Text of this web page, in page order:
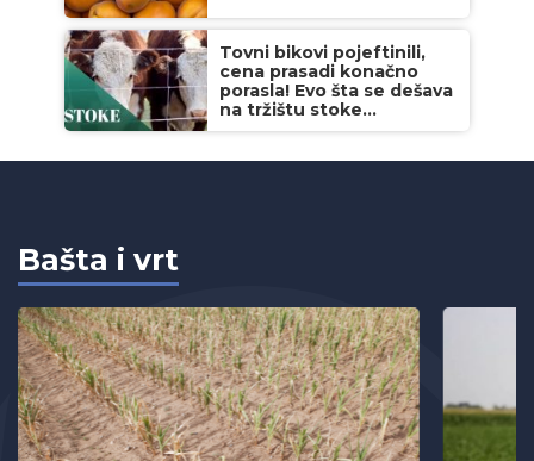
Tovni bikovi pojeftinili,
cena prasadi konačno
porasla! Evo šta se dešava
na tržištu stoke...
Bašta i vrt